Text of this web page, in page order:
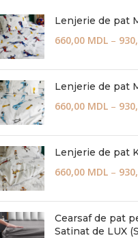
Lenjerie de pat
660,00 MDL –
Lenjerie de pat
660,00 MDL –
Lenjerie de pat
660,00 MDL –
Cearsaf de pat
Satinat de LUX